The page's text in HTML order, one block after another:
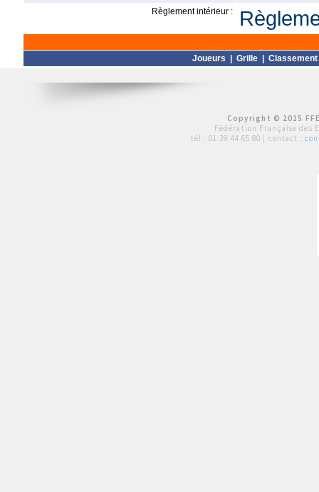
Règlement intérieur :
Joueurs Grille Classement
Copyright © 2015
Fédération Française des
tél : 01 39 44 65 80 | contact :